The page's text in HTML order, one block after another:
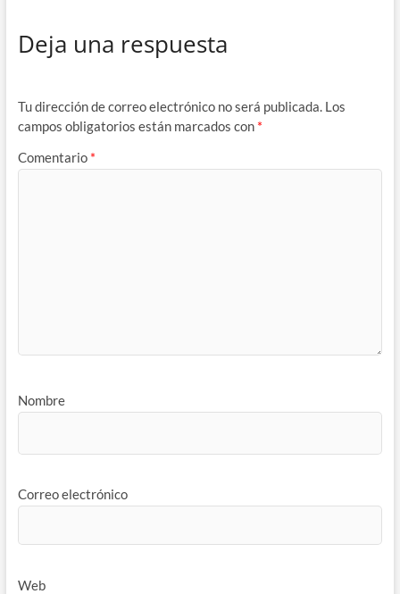
Deja una respuesta
Tu dirección de correo electrónico no será publicada. Los
campos obligatorios están marcados con *
Comentario *
Nombre
Correo electrónico
Web